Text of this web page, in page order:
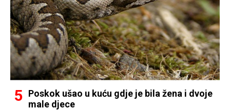
Poskok ušao u kuću gdje je bila žena i dvoje
male djece